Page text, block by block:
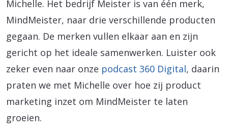
Michelle. Het bedrijf Meister is van één merk,
MindMeister, naar drie verschillende producten
gegaan. De merken vullen elkaar aan en zijn
gericht op het ideale samenwerken. Luister ook
zeker even naar onze podcast 360 Digital, daarin
praten we met Michelle over hoe zij product
marketing inzet om MindMeister te laten
groeien.